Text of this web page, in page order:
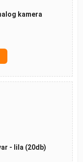
kamera
- lila (20db)